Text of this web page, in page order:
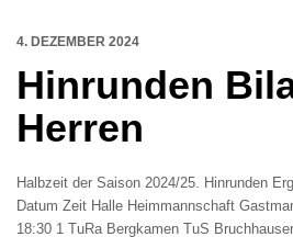
4. DEZEMBER 2024
Hinrunden
Herren
Halbzeit der Saison 2024/25. Hinrunden
Datum Zeit Halle Heimmannschaft
18:30 1 TuRa Bergkamen TuS